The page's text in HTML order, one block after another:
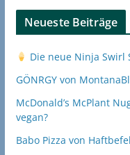
Neueste Beiträge
Die neue Ninja Swirl
GÖNRGY von
McDonald’s McPlant
vegan?
Babo Pizza von